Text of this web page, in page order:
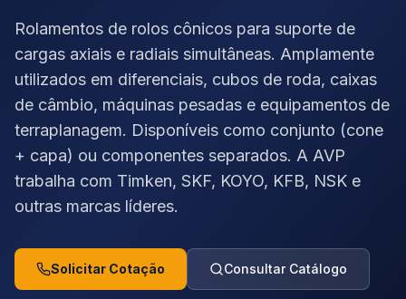
Rolamentos de rolos cônicos para suporte de
cargas axiais e radiais simultâneas. Amplamente
utilizados em diferenciais, cubos de roda, caixas
de câmbio, máquinas pesadas e equipamentos de
terraplanagem. Disponíveis como conjunto (cone
+ capa) ou componentes separados. A AVP
trabalha com Timken, SKF, KOYO, KFB, NSK e
outras marcas líderes.
Solicitar Cotação Consultar Catálogo